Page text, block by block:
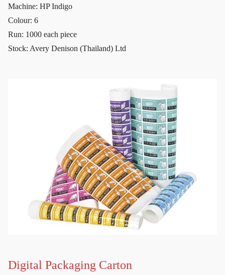
Machine: HP Indigo
Colour: 6
Run: 1000 each piece
Stock: Avery Denison (Thailand) Ltd
Digital Packaging Carton